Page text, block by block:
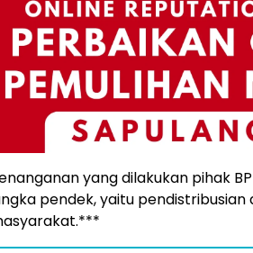
yang dilakukan pihak
pendek, yaitu pendistribusian